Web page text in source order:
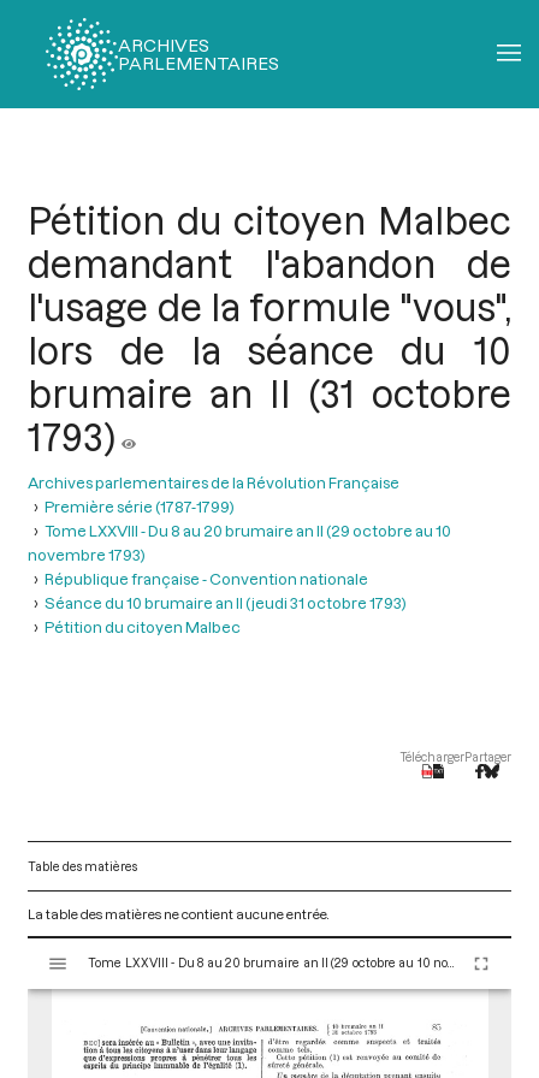
ARCHIVES
PARLEMENTAIRES
Pétition du citoyen Malbec
demandant l'abandon de
l'usage de la formule "vous",
lors de la séance du 10
brumaire an II (31 octobre
1793)
Archives parlementaires de la Révolution Française
Première série (1787-1799)
Tome LXXVIII - Du 8 au 20 brumaire an II (29 octobre au 10
novembre 1793)
République française - Convention nationale
Séance du 10 brumaire an II (jeudi 31 octobre 1793)
Pétition du citoyen Malbec
TéléchargerPartager
Table des matières
La table des matières ne contient aucune entrée.
s